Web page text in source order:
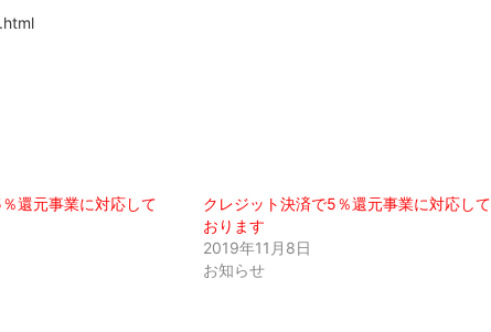
還元事業に対応して
クレジット決済で5％還元事業に対応して
おります
2019年11月8日
お知らせ